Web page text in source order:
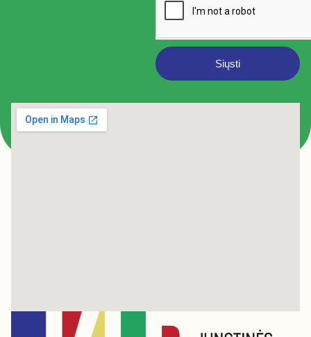
Siųsti